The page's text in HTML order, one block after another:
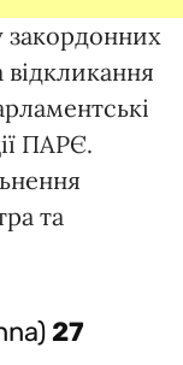
закордонних
відкликання
ПАРЄ.
та
27